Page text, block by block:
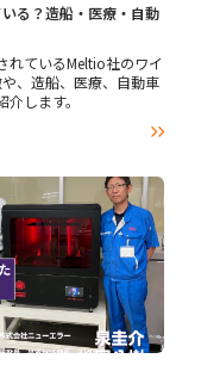
る？造船・医療・自動
れているMeltio社のワイ
、造船、医療、自動車
します。
